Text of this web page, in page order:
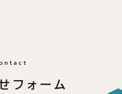
フォーム